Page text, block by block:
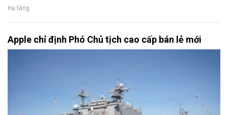
Hạ tầng
Apple chỉ định Phó Chủ tịch cao cấp bán lẻ mới